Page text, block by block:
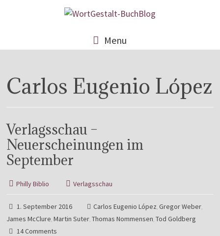
Menu
Carlos Eugenio López
Verlagsschau –
Neuerscheinungen im
September
Philly Biblio Verlagsschau
1. September 2016 Carlos Eugenio López,Gregor Weber,
James McClure,Martin Suter,Thomas Nommensen,Tod Goldberg
14 Comments